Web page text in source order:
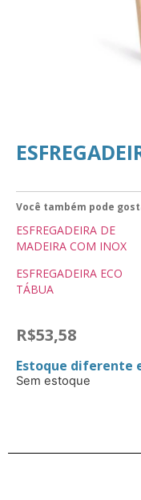
Você também pode
ESFREGADEIRA DE
MADEIRA COM INOX
ESFREGADEIRA ECO
TÁBUA
R$53,58
Estoque diferente
Sem estoque